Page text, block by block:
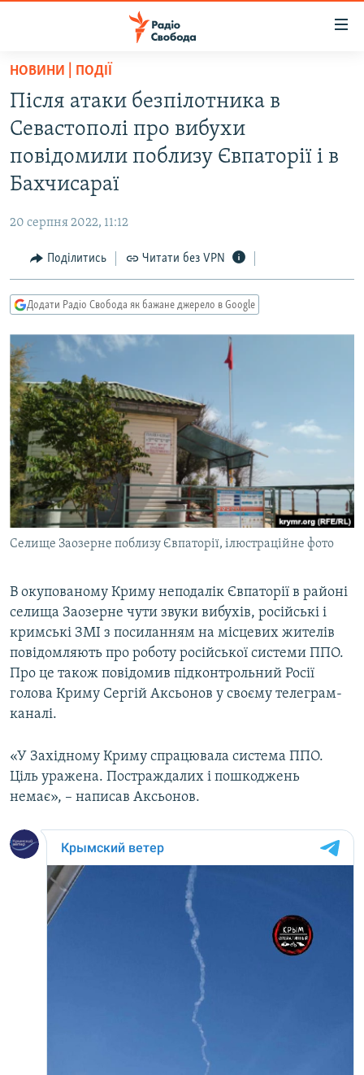
Перейти
основного
матеріалу
Перейти
до
основної
Перейти
пошуку
РАДІО СВОБОДА – 70 РОКІВ
СТАТТІ
СУСПІЛЬСТВО
КУЛЬТУРА
СПОРТ
СВІТ
ВІЙНА
ДОНБАС.РЕАЛІЇ
КРИМ.РЕАЛІЇ
ТИ ЯК?
КИТАЙ.ВИКЛИКИ
МУЛЬТИМЕДІА
ФОТО
СПЕЦПРОЄКТИ
ПОДКАСТИ
КРИМ РЕАЛІЇ
РУС
КТАТ
ДОЛУЧАЙСЯ!
НОВИНИ | ПОДІЇ
Після атаки безпілотника в
Севастополі про вибухи
повідомили поблизу Євпаторії і в
Бахчисараї
20 серпня 2022, 11:12
Поділитись Читати без VPN
Додати Радіо Свобода як бажане джерело в Google
Селище Заозерне поблизу Євпаторії, ілюстраційне фото
В окупованому Криму неподалік Євпаторії в районі
селища Заозерне чути звуки вибухів, російські і
кримські ЗМІ з посиланням на місцевих жителів
повідомляють про роботу російської системи ППО.
Про це також повідомив підконтрольний Росії
голова Криму Сергій Аксьонов у своєму телеграм-
каналі.
«У Західному Криму спрацювала система ППО.
Ціль уражена. Постраждалих і пошкоджень
немає», – написав Аксьонов.